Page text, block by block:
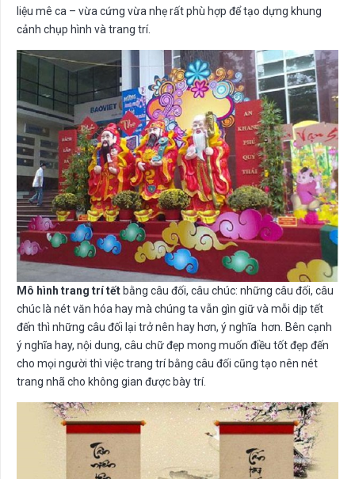
liệu mê ca – vừa cứng vừa nhẹ rất phù hợp để tạo dựng khung
cảnh chụp hình và trang trí.
Mô hình trang trí tết bằng câu đối, câu chúc: những câu đối, câu
chúc là nét văn hóa hay mà chúng ta vẫn gìn giữ và mỗi dịp tết
đến thì những câu đối lại trở nên hay hơn, ý nghĩa hơn. Bên cạnh
ý nghĩa hay, nội dung, câu chữ đẹp mong muốn điều tốt đẹp đến
cho mọi người thì việc trang trí bằng câu đối cũng tạo nên nét
trang nhã cho không gian được bày trí.